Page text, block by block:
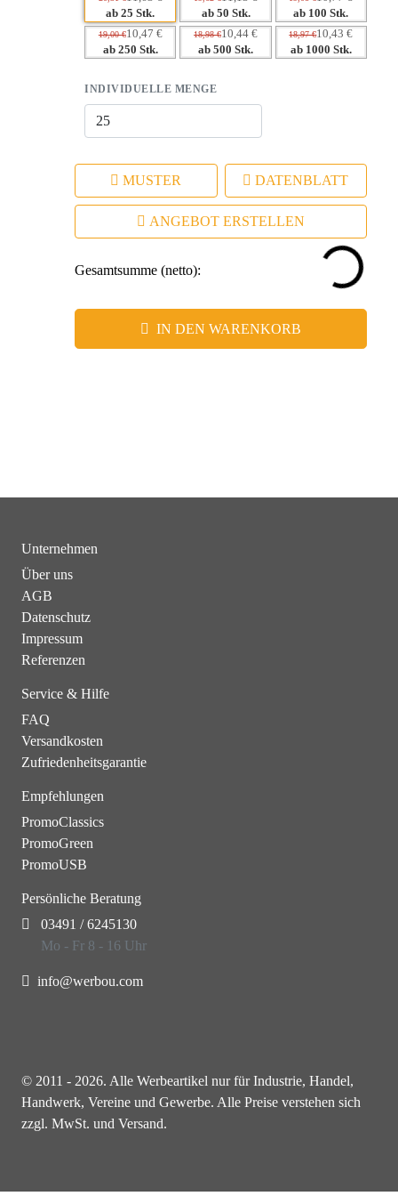
Markenauftrittab 25 Stk. ab 50 Stk. ab 100 Stk.
19,00 €10,47 €
ab 250 Stk.
18,98 €10,44 €
ab 500 Stk.
18,97 €10,43 €
ab 1000 Stk.
INDIVIDUELLE MENGE
MUSTER DATENBLATT
ANGEBOT ERSTELLEN
Gesamtsumme (netto):
IN DEN WARENKORB
Unternehmen
Über uns
AGB
Datenschutz
Impressum
Referenzen
Service & Hilfe
FAQ
Versandkosten
Zufriedenheitsgarantie
Empfehlungen
PromoClassics
PromoGreen
PromoUSB
Persönliche Beratung
03491 / 6245130
Mo - Fr 8 - 16 Uhr
info@werbou.com
© 2011 - 2026. Alle Werbeartikel nur für Industrie, Handel,
Handwerk, Vereine und Gewerbe. Alle Preise verstehen sich
zzgl. MwSt. und Versand.